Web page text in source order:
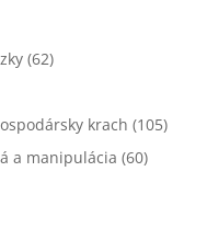
(62)
krach (105)
a manipulácia (60)